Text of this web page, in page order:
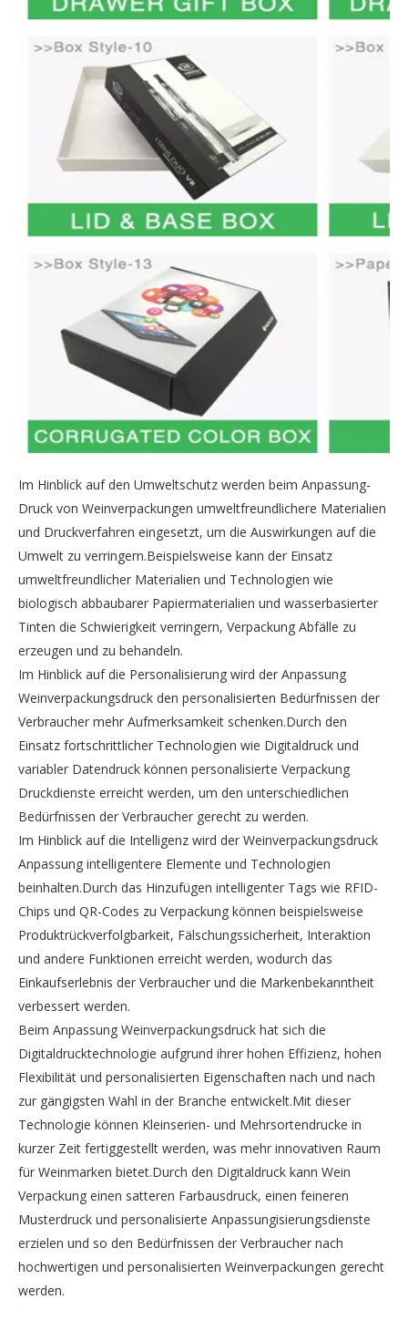
Im Hinblick auf den Umweltschutz werden beim Anpassung-
Druck von Weinverpackungen umweltfreundlichere Materialien
und Druckverfahren eingesetzt, um die Auswirkungen auf die
Umwelt zu verringern.Beispielsweise kann der Einsatz
umweltfreundlicher Materialien und Technologien wie
biologisch abbaubarer Papiermaterialien und wasserbasierter
Tinten die Schwierigkeit verringern, Verpackung Abfälle zu
erzeugen und zu behandeln.
Im Hinblick auf die Personalisierung wird der Anpassung
Weinverpackungsdruck den personalisierten Bedürfnissen der
Verbraucher mehr Aufmerksamkeit schenken.Durch den
Einsatz fortschrittlicher Technologien wie Digitaldruck und
variabler Datendruck können personalisierte Verpackung
Druckdienste erreicht werden, um den unterschiedlichen
Bedürfnissen der Verbraucher gerecht zu werden.
Im Hinblick auf die Intelligenz wird der Weinverpackungsdruck
Anpassung intelligentere Elemente und Technologien
beinhalten.Durch das Hinzufügen intelligenter Tags wie RFID-
Chips und QR-Codes zu Verpackung können beispielsweise
Produktrückverfolgbarkeit, Fälschungssicherheit, Interaktion
und andere Funktionen erreicht werden, wodurch das
Einkaufserlebnis der Verbraucher und die Markenbekanntheit
verbessert werden.
Beim Anpassung Weinverpackungsdruck hat sich die
Digitaldrucktechnologie aufgrund ihrer hohen Effizienz, hohen
Flexibilität und personalisierten Eigenschaften nach und nach
zur gängigsten Wahl in der Branche entwickelt.Mit dieser
Technologie können Kleinserien- und Mehrsortendrucke in
kurzer Zeit fertiggestellt werden, was mehr innovativen Raum
für Weinmarken bietet.Durch den Digitaldruck kann Wein
Verpackung einen satteren Farbausdruck, einen feineren
Musterdruck und personalisierte Anpassungisierungsdienste
erzielen und so den Bedürfnissen der Verbraucher nach
hochwertigen und personalisierten Weinverpackungen gerecht
werden.